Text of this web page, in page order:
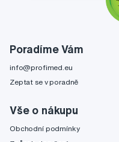
Poradíme Vám
info@profimed.eu
Zeptat se v poradně
Vše o nákupu
Obchodní podmínky